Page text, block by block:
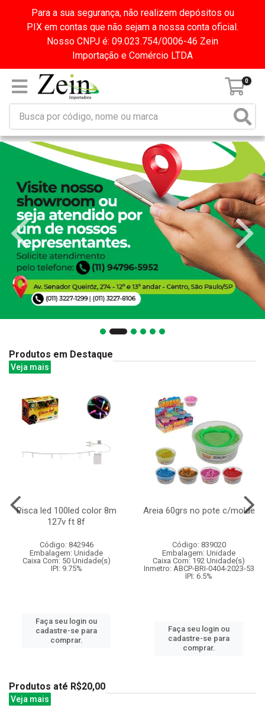
Para a sua segurança, não realizem depósitos ou
PIX em contas que não sejam a nossa conta oficial.
Nosso CNPJ é: 09.023.754/0006-46 Zein
Importação e Comércio LTDA
0
Produtos em Destaque
Veja mais
Pisca led 100led color 8m
127v ft 8f
Código: 842946
Embalagem: Unidade
Caixa Com: 50 Unidade(s)
IPI: 9.75%
Faça seu login ou
cadastre-se para
comprar.
Areia 60grs no pote c/molde
Código: 839020
Embalagem: Unidade
Caixa Com: 192 Unidade(s)
Inmetro: ABCP-BRI-0404-2023-53
IPI: 6.5%
Faça seu login ou
cadastre-se para
comprar.
Produtos até R$20,00
Veja mais